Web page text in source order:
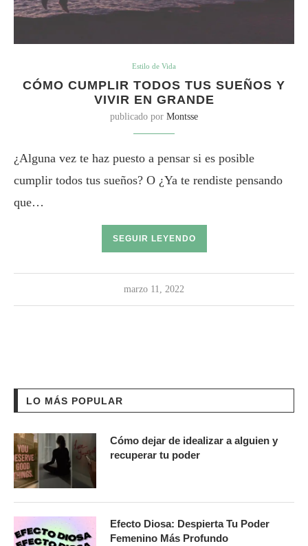
Estilo de Vida
CÓMO CUMPLIR TODOS TUS SUEÑOS Y
VIVIR EN GRANDE
publicado por Montsse
¿Alguna vez te haz puesto a pensar si es posible
cumplir todos tus sueños? O ¿Ya te rendiste pensando
que…
SEGUIR LEYENDO
marzo 11, 2022
LO MÁS POPULAR
Cómo dejar de idealizar a alguien y
recuperar tu poder
Efecto Diosa: Despierta Tu Poder
Femenino Más Profundo